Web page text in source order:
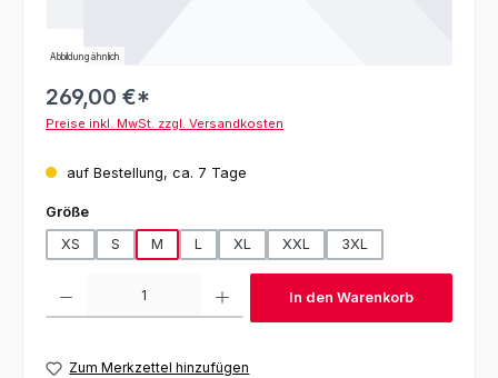
Abbildung ähnlich
269,00 €*
Preise inkl. MwSt. zzgl. Versandkosten
auf Bestellung, ca. 7 Tage
Größeauswählen
XS
S M L XL XXL 3XL
In den Warenkorb
Zum Merkzettel hinzufügen